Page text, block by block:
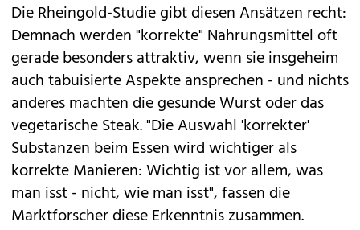
Die Rheingold-Studie gibt diesen Ansätzen recht:
Demnach werden "korrekte" Nahrungsmittel oft
gerade besonders attraktiv, wenn sie insgeheim
auch tabuisierte Aspekte ansprechen - und nichts
anderes machten die gesunde Wurst oder das
vegetarische Steak. "Die Auswahl 'korrekter'
Substanzen beim Essen wird wichtiger als
korrekte Manieren: Wichtig ist vor allem, was
man isst - nicht, wie man isst", fassen die
Marktforscher diese Erkenntnis zusammen.